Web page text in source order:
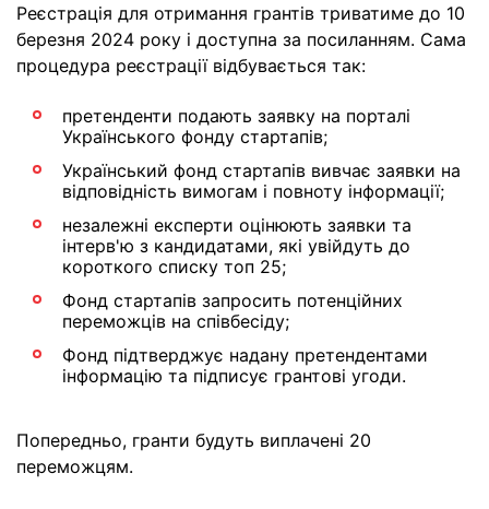
Реєстрація для отримання грантів триватиме до 10
березня 2024 року і доступна за посиланням. Сама
процедура реєстрації відбувається так:
претенденти подають заявку на порталі
Українського фонду стартапів;
Український фонд стартапів вивчає заявки на
відповідність вимогам і повноту інформації;
незалежні експерти оцінюють заявки та
інтерв'ю з кандидатами, які увійдуть до
короткого списку топ 25;
Фонд стартапів запросить потенційних
переможців на співбесіду;
Фонд підтверджує надану претендентами
інформацію та підписує грантові угоди.
Попередньо, гранти будуть виплачені 20
переможцям.